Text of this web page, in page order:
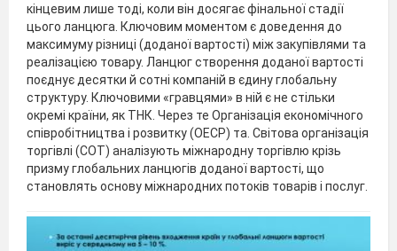
кінцевим лише тоді, коли він досягає фінальної стадії
цього ланцюга. Ключовим моментом є доведення до
максимуму різниці (доданої вартості) між закупівлями та
реалізацією товару. Ланцюг створення доданої вартості
поєднує десятки й сотні компаній в єдину глобальну
структуру. Ключовими «гравцями» в ній є не стільки
окремі країни, як ТНК. Через те Організація економічного
співробітництва і розвитку (ОЕСР) та. Світова організація
торгівлі (СОТ) аналізують міжнародну торгівлю крізь
призму глобальних ланцюгів доданої вартості, що
становлять основу міжнародних потоків товарів і послуг.